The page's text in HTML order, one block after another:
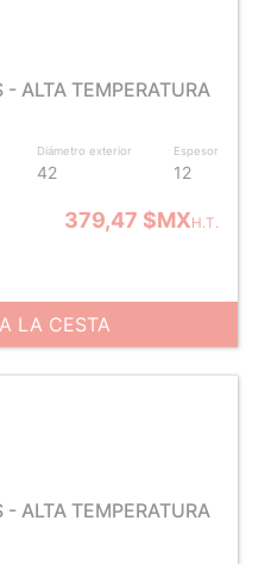
ALTA TEMPERATURA
Diámetro exterior
42
Espesor
12
379,47 $MXH.T.
LA CESTA
ALTA TEMPERATURA